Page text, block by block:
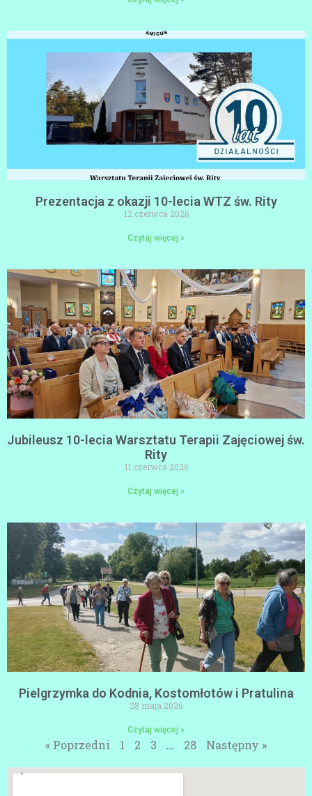
Prezentacja z okazji 10-lecia WTZ św. Rity
12 czerwca 2026
Czytaj więcej »
Jubileusz 10-lecia Warsztatu Terapii Zajęciowej św.
Rity
11 czerwca 2026
Czytaj więcej »
Pielgrzymka do Kodnia, Kostomłotów i Pratulina
28 maja 2026
Czytaj więcej »
« Poprzedni 1 2 3 … 28 Następny »